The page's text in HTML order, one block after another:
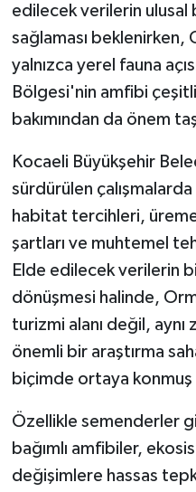
edilecek verilerin ulusal
sağlaması
yalnızca yerel fauna
Bölgesi'nin amfibi
bakımından da önem
Kocaeli Büyükşehir
sürdürülen
habitat tercihleri,
şartları ve muhtemel
Elde edilecek verilerin
dönüşmesi halinde,
turizmi alanı değil,
önemli bir araştırma
biçimde ortaya konmuş
Özellikle semenderler
bağımlı amfibiler,
değişimlere hassas